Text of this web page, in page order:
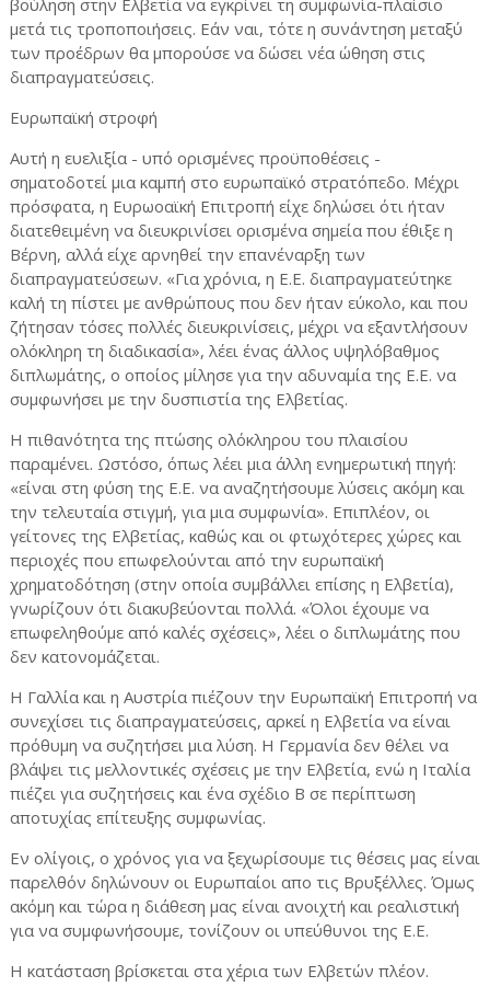
βούληση στην Ελβετία να εγκρίνει τη συμφωνία-πλαίσιο
μετά τις τροποποιήσεις. Εάν ναι, τότε η συνάντηση μεταξύ
των προέδρων θα μπορούσε να δώσει νέα ώθηση στις
διαπραγματεύσεις.
Ευρωπαϊκή στροφή
Αυτή η ευελιξία - υπό ορισμένες προϋποθέσεις -
σηματοδοτεί μια καμπή στο ευρωπαϊκό στρατόπεδο. Μέχρι
πρόσφατα, η Ευρωοαϊκή Επιτροπή είχε δηλώσει ότι ήταν
διατεθειμένη να διευκρινίσει ορισμένα σημεία που έθιξε η
Βέρνη, αλλά είχε αρνηθεί την επανέναρξη των
διαπραγματεύσεων. «Για χρόνια, η Ε.Ε. διαπραγματεύτηκε
καλή τη πίστει με ανθρώπους που δεν ήταν εύκολο, και που
ζήτησαν τόσες πολλές διευκρινίσεις, μέχρι να εξαντλήσουν
ολόκληρη τη διαδικασία», λέει ένας άλλος υψηλόβαθμος
διπλωμάτης, ο οποίος μίλησε για την αδυναμία της Ε.Ε. να
συμφωνήσει με την δυσπιστία της Ελβετίας.
Η πιθανότητα της πτώσης ολόκληρου του πλαισίου
παραμένει. Ωστόσο, όπως λέει μια άλλη ενημερωτική πηγή:
«είναι στη φύση της Ε.Ε. να αναζητήσουμε λύσεις ακόμη και
την τελευταία στιγμή, για μια συμφωνία». Επιπλέον, οι
γείτονες της Ελβετίας, καθώς και οι φτωχότερες χώρες και
περιοχές που επωφελούνται από την ευρωπαϊκή
χρηματοδότηση (στην οποία συμβάλλει επίσης η Ελβετία),
γνωρίζουν ότι διακυβεύονται πολλά. «Όλοι έχουμε να
επωφεληθούμε από καλές σχέσεις», λέει ο διπλωμάτης που
δεν κατονομάζεται.
Η Γαλλία και η Αυστρία πιέζουν την Ευρωπαϊκή Επιτροπή να
συνεχίσει τις διαπραγματεύσεις, αρκεί η Ελβετία να είναι
πρόθυμη να συζητήσει μια λύση. Η Γερμανία δεν θέλει να
βλάψει τις μελλοντικές σχέσεις με την Ελβετία, ενώ η Ιταλία
πιέζει για συζητήσεις και ένα σχέδιο Β σε περίπτωση
αποτυχίας επίτευξης συμφωνίας.
Εν ολίγοις, ο χρόνος για να ξεχωρίσουμε τις θέσεις μας είναι
παρελθόν δηλώνουν οι Ευρωπαίοι απο τις Βρυξέλλες. Όμως
ακόμη και τώρα η διάθεση μας είναι ανοιχτή και ρεαλιστική
για να συμφωνήσουμε, τονίζουν οι υπεύθυνοι της Ε.Ε.
Η κατάσταση βρίσκεται στα χέρια των Ελβετών πλέον.